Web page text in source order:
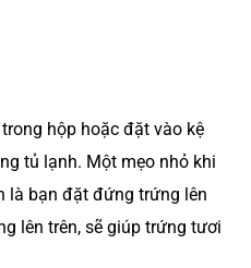
hộp hoặc đặt vào kệ
tủ lạnh. Một mẹo nhỏ khi
là bạn đặt đứng trứng lên
lên trên, sẽ giúp trứng tươi